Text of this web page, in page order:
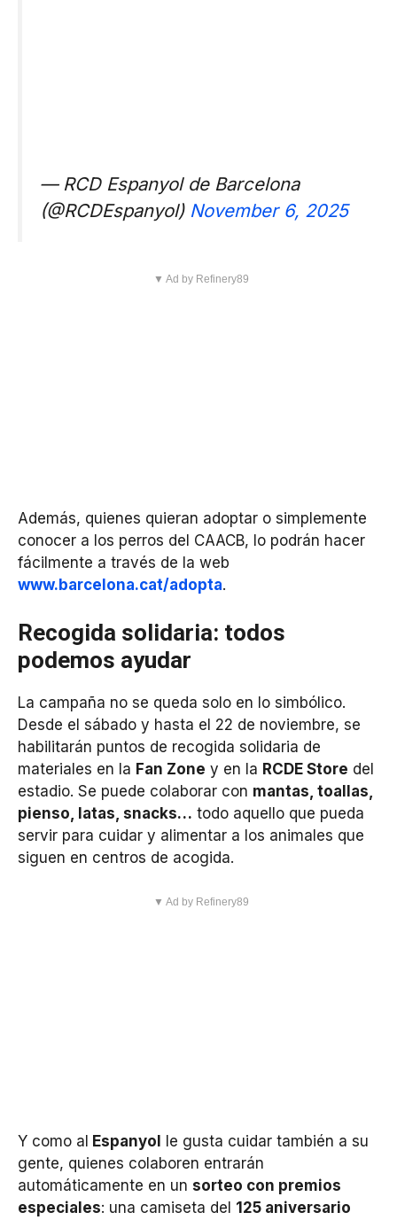
— RCD Espanyol de Barcelona
(@RCDEspanyol) November 6, 2025
▼ Ad by Refinery89
Además, quienes quieran adoptar o simplemente
conocer a los perros del CAACB, lo podrán hacer
fácilmente a través de la web
www.barcelona.cat/adopta.
Recogida solidaria: todos
podemos ayudar
La campaña no se queda solo en lo simbólico.
Desde el sábado y hasta el 22 de noviembre, se
habilitarán puntos de recogida solidaria de
materiales en la Fan Zone y en la RCDE Store del
estadio. Se puede colaborar con mantas, toallas,
pienso, latas, snacks… todo aquello que pueda
servir para cuidar y alimentar a los animales que
siguen en centros de acogida.
▼ Ad by Refinery89
Y como al Espanyol
le gusta cuidar también a su
gente, quienes colaboren entrarán
automáticamente en un sorteo con premios
especiales: una camiseta del 125 aniversario